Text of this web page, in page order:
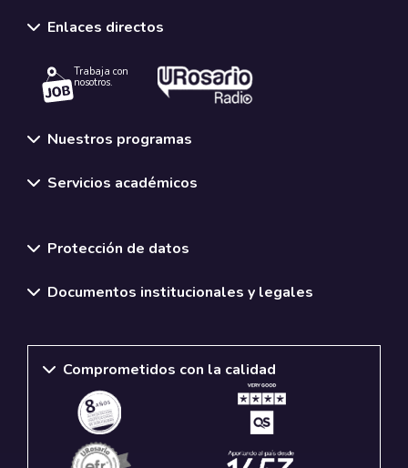
Enlaces directos
Trabaja con
nosotros.
Nuestros programas
Servicios académicos
Protección de datos
Documentos institucionales y legales
Comprometidos con la calidad